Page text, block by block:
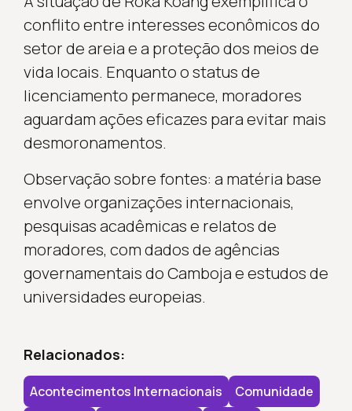
conflito entre interesses econômicos do
setor de areia e a proteção dos meios de
vida locais. Enquanto o status de
licenciamento permanece, moradores
aguardam ações eficazes para evitar mais
desmoronamentos.
Observação sobre fontes: a matéria base
envolve organizações internacionais,
pesquisas acadêmicas e relatos de
moradores, com dados de agências
governamentais do Camboja e estudos de
universidades europeias.
Relacionados:
Acontecimentos Internacionais
Comunidade